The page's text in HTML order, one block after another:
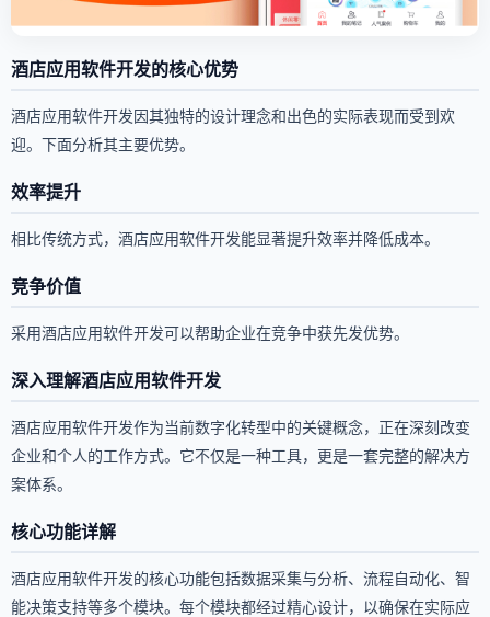
酒店应用软件开发的核心优势
酒店应用软件开发因其独特的设计理念和出色的实际表现而受到欢
迎。下面分析其主要优势。
效率提升
相比传统方式，酒店应用软件开发能显著提升效率并降低成本。
竞争价值
采用酒店应用软件开发可以帮助企业在竞争中获先发优势。
深入理解酒店应用软件开发
酒店应用软件开发作为当前数字化转型中的关键概念，正在深刻改变
企业和个人的工作方式。它不仅是一种工具，更是一套完整的解决方
案体系。
核心功能详解
酒店应用软件开发的核心功能包括数据采集与分析、流程自动化、智
能决策支持等多个模块。每个模块都经过精心设计，以确保在实际应